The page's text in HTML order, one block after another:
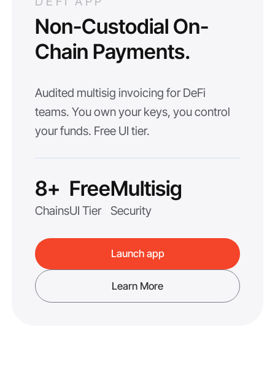
Non-Custodial On-
Chain Payments.
Audited multisig invoicing for DeFi
teams. You own your keys, you control
your funds. Free UI tier.
8+
Chains
Free
UI Tier
Multisig
Security
Launch app
Learn More